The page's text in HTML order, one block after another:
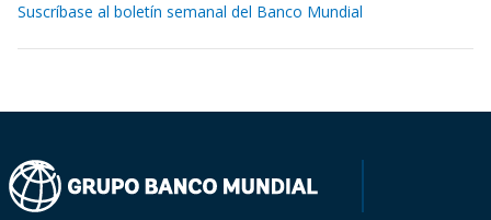
Suscríbase al boletín semanal del Banco Mundial